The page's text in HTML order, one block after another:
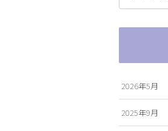
2026年5月
2025年9月